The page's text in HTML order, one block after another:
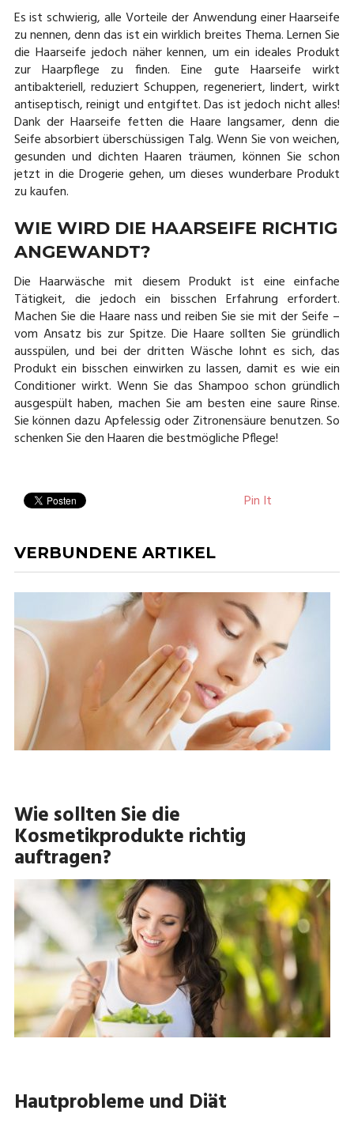
Es ist schwierig, alle Vorteile der Anwendung einer Haarseife
zu nennen, denn das ist ein wirklich breites Thema. Lernen Sie
die Haarseife jedoch näher kennen, um ein ideales Produkt
zur Haarpflege zu finden. Eine gute Haarseife wirkt
antibakteriell, reduziert Schuppen, regeneriert, lindert, wirkt
antiseptisch, reinigt und entgiftet. Das ist jedoch nicht alles!
Dank der Haarseife fetten die Haare langsamer, denn die
Seife absorbiert überschüssigen Talg. Wenn Sie von weichen,
gesunden und dichten Haaren träumen, können Sie schon
jetzt in die Drogerie gehen, um dieses wunderbare Produkt
zu kaufen.
WIE WIRD DIE HAARSEIFE RICHTIG
ANGEWANDT?
Die Haarwäsche mit diesem Produkt ist eine einfache
Tätigkeit, die jedoch ein bisschen Erfahrung erfordert.
Machen Sie die Haare nass und reiben Sie sie mit der Seife –
vom Ansatz bis zur Spitze. Die Haare sollten Sie gründlich
ausspülen, und bei der dritten Wäsche lohnt es sich, das
Produkt ein bisschen einwirken zu lassen, damit es wie ein
Conditioner wirkt. Wenn Sie das Shampoo schon gründlich
ausgespült haben, machen Sie am besten eine saure Rinse.
Sie können dazu Apfelessig oder Zitronensäure benutzen. So
schenken Sie den Haaren die bestmögliche Pflege!
Pin It
VERBUNDENE ARTIKEL
Wie sollten Sie die
Kosmetikprodukte richtig
auftragen?
Hautprobleme und Diät